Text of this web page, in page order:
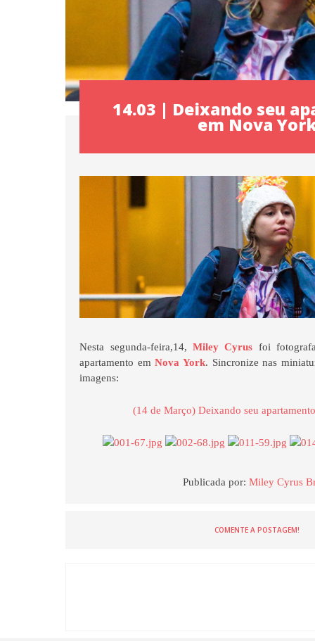
14.03 | Deixando seu
em Nova
Nesta segunda-feira,14,Miley Cyrus foi
apartamento emNova York. Sincronize nas
imagens:
(14 de Março) Deixando seu
Publicada por:Miley Cyrus
COMENTE A POSTAGEM!